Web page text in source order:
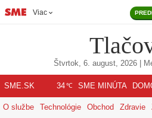
Viac
Štvrtok, 6. august, 2026|
SME.SK 34℃ SME MINÚTA
O službe Technológie Obchod Zdravie